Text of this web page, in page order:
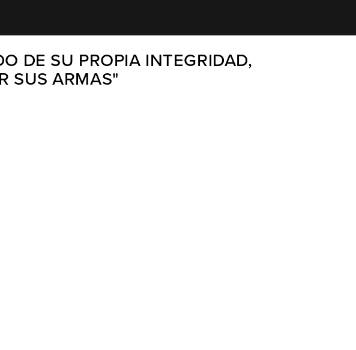
DE SU PROPIA INTEGRIDAD,
SUS ARMAS"